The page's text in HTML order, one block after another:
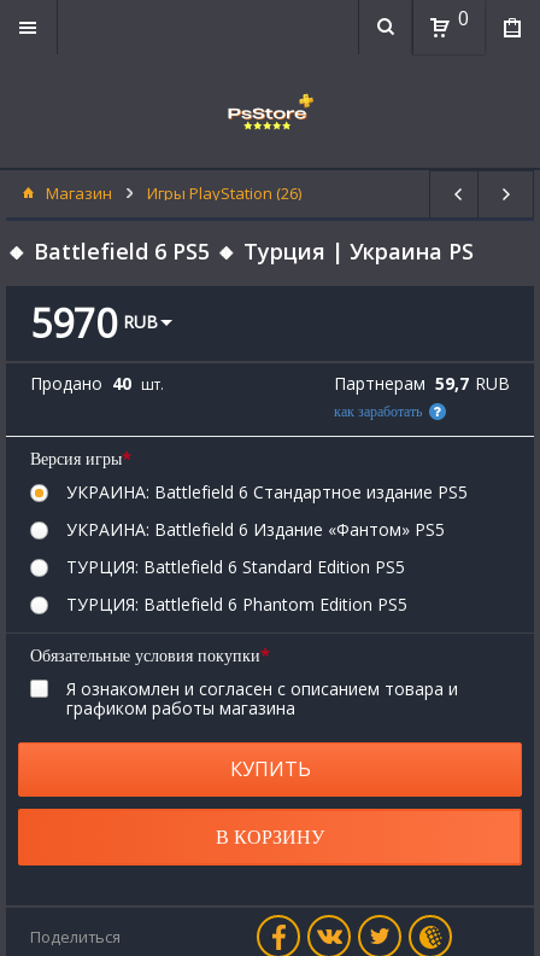
0
Магазин Игры PlayStation (26)
🔸 Battlefield 6 PS5 🔸 Турция | Украина PS
5970 RUB
Продано 40 шт. Партнерам 59,7 RUB
как заработать
Версия игры*
УКРАИНА: Battlefield 6 Стандартное издание PS5
УКРАИНА: Battlefield 6 Издание «Фантом» PS5
ТУРЦИЯ: Battlefield 6 Standard Edition PS5
ТУРЦИЯ: Battlefield 6 Phantom Edition PS5
Обязательные условия покупки*
Я ознакомлен и согласен с описанием товара и
графиком работы магазина
КУПИТЬ
В КОРЗИНУ
Поделиться